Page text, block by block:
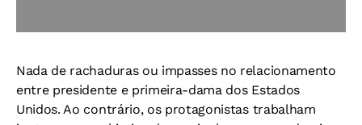
Nada de rachaduras ou impasses no relacionamento
entre presidente e primeira-dama dos Estados
Unidos. Ao contrário, os protagonistas trabalham